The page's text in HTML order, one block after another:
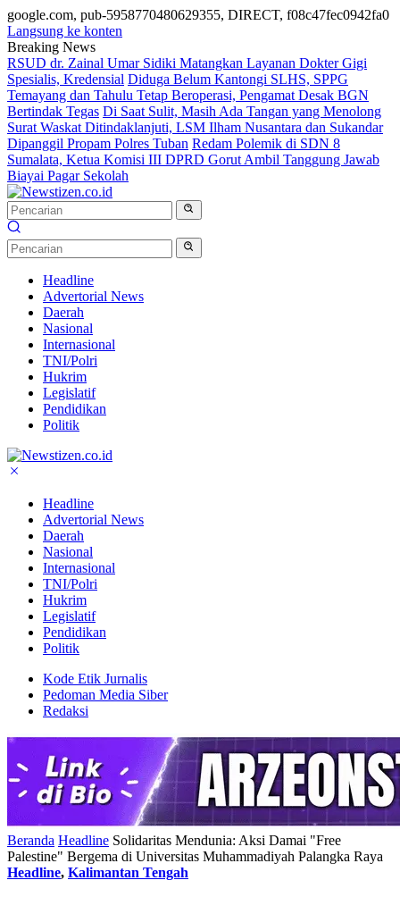
google.com, pub-5958770480629355, DIRECT, f08c47fec0942fa0
Langsung ke konten
Breaking News
RSUD dr. Zainal Umar Sidiki Matangkan Layanan Dokter Gigi
Spesialis, Kredensial Diduga Belum Kantongi SLHS, SPPG
Temayang dan Tahulu Tetap Beroperasi, Pengamat Desak BGN
Bertindak Tegas Di Saat Sulit, Masih Ada Tangan yang Menolong
Surat Waskat Ditindaklanjuti, LSM Ilham Nusantara dan Sukandar
Dipanggil Propam Polres Tuban Redam Polemik di SDN 8
Sumalata, Ketua Komisi III DPRD Gorut Ambil Tanggung Jawab
Biayai Pagar Sekolah
Headline
Advertorial News
Daerah
Nasional
Internasional
TNI/Polri
Hukrim
Legislatif
Pendidikan
Politik
Headline
Advertorial News
Daerah
Nasional
Internasional
TNI/Polri
Hukrim
Legislatif
Pendidikan
Politik
Kode Etik Jurnalis
Pedoman Media Siber
Redaksi
Beranda Headline Solidaritas Mendunia: Aksi Damai "Free
Palestine" Bergema di Universitas Muhammadiyah Palangka Raya
Headline, Kalimantan Tengah